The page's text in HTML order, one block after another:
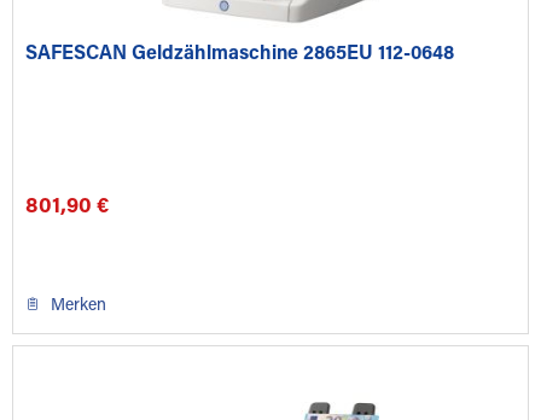
SAFESCAN Geldzählmaschine 2865EU 112-0648
801,90 €
Merken